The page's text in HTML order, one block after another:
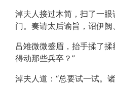
淖夫人接过木简，扫了一眼
门。奏请太后谕旨，诏伊
吕雉微微蹙眉，抬手揉了
得动那些兵卒？”
淖夫人道：“总要试一试。